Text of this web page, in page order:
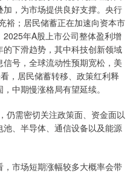
，为市场提供良好支撑。央行
裕；居民储蓄正在加速向资本市
年A股上市公司整体盈利增
下滑趋势，其中科技创新领域
号，全球流动性预期宽松，美
，居民储蓄转移、政策红利释
中期慢涨格局有望延续。
仍需密切关注政策面、资金面以
、半导体、通信设备以及能源
市场短期涨幅较多大概率会带